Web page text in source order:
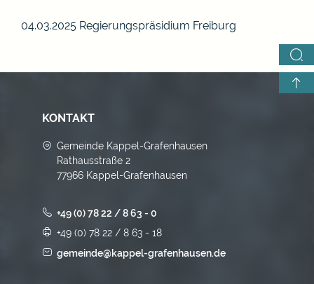
04.03.2025 Regierungspräsidium Freiburg
KONTAKT
Gemeinde Kappel-Grafenhausen
Rathausstraße 2
77966 Kappel-Grafenhausen
+49 (0) 78 22 / 8 63 - 0
+49 (0) 78 22 / 8 63 - 18
gemeinde@kappel-grafenhausen.de